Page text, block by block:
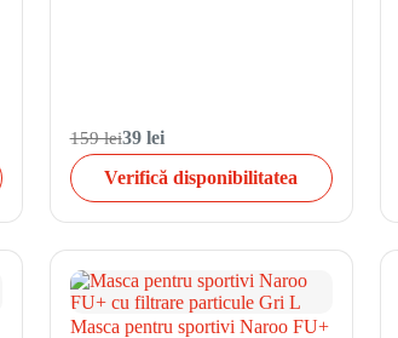
159 lei39 lei
Verifică disponibilitatea
Masca pentru sportivi Naroo FU+